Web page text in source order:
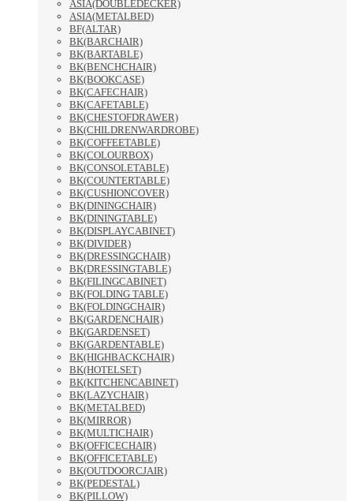
ASIA(DOUBLEDECKER)
ASIA(METALBED)
BF(ALTAR)
BK(BARCHAIR)
BK(BARTABLE)
BK(BENCHCHAIR)
BK(BOOKCASE)
BK(CAFECHAIR)
BK(CAFETABLE)
BK(CHESTOFDRAWER)
BK(CHILDRENWARDROBE)
BK(COFFEETABLE)
BK(COLOURBOX)
BK(CONSOLETABLE)
BK(COUNTERTABLE)
BK(CUSHIONCOVER)
BK(DININGCHAIR)
BK(DININGTABLE)
BK(DISPLAYCABINET)
BK(DIVIDER)
BK(DRESSINGCHAIR)
BK(DRESSINGTABLE)
BK(FILINGCABINET)
BK(FOLDING TABLE)
BK(FOLDINGCHAIR)
BK(GARDENCHAIR)
BK(GARDENSET)
BK(GARDENTABLE)
BK(HIGHBACKCHAIR)
BK(HOTELSET)
BK(KITCHENCABINET)
BK(LAZYCHAIR)
BK(METALBED)
BK(MIRROR)
BK(MULTICHAIR)
BK(OFFICECHAIR)
BK(OFFICETABLE)
BK(OUTDOORCJAIR)
BK(PEDESTAL)
BK(PILLOW)